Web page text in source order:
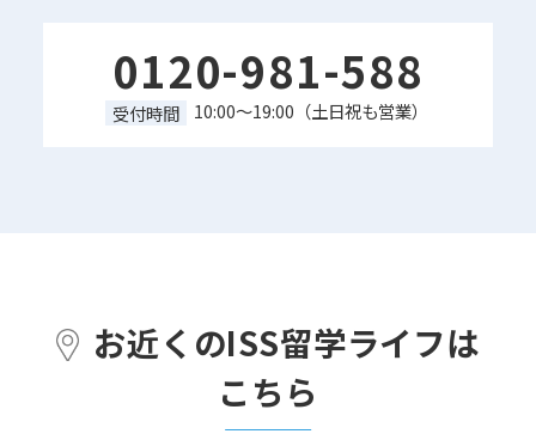
0120-981-588
受付時間 10:00～19:00（土日祝も営業）
お近くのISS留学ライフは
こちら